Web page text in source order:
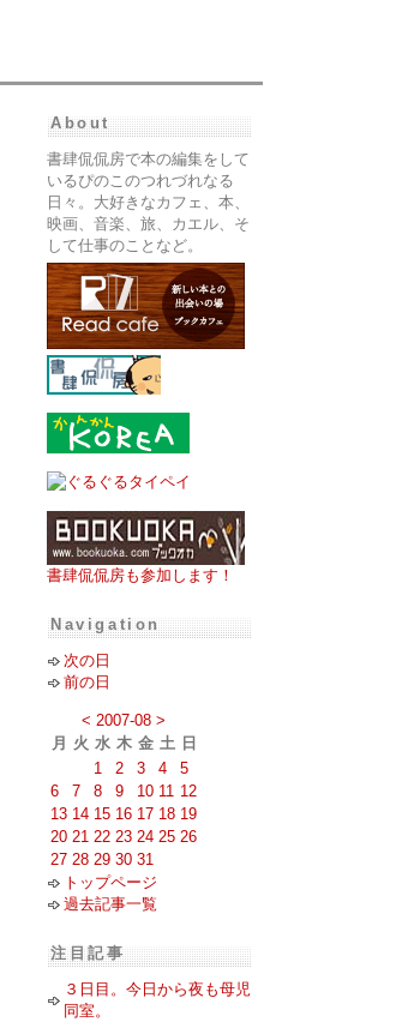
About
書肆侃侃房で本の編集をして
いるぴのこのつれづれなる
日々。大好きなカフェ、本、
映画、音楽、旅、カエル、そ
して仕事のことなど。
書肆侃侃房も参加します！
Navigation
次の日
前の日
< 2007-08 >
月
火 水 木 金 土 日
1
2 3 4
5
6
7 8 9 10 11 12
13 14 15 16 17 18 19
20 21 22 23 24 25 26
27 28 29 30 31
トップページ
過去記事一覧
注目記事
３日目。今日から夜も母児
同室。